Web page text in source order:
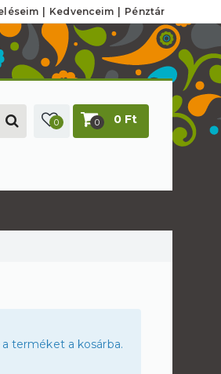
Kedvenceim Pénztár
0 0 0 Ft
terméket a kosárba.